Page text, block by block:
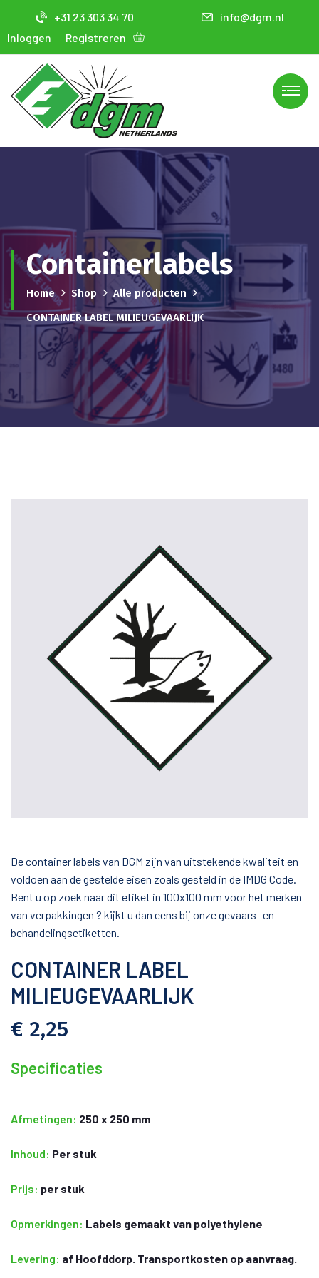
+31 23 303 34 70
info@dgm.nl
Inloggen
Registreren
Containerlabels
Home Shop
Alle producten
CONTAINER LABEL MILIEUGEVAARLIJK
De container labels van DGM zijn van uitstekende kwaliteit en
voldoen aan de gestelde eisen zoals gesteld in de IMDG Code.
Bent u op zoek naar dit etiket in 100x100 mm voor het merken
van verpakkingen ? kijkt u dan eens bij onze gevaars- en
behandelingsetiketten.
CONTAINER LABEL
MILIEUGEVAARLIJK
€ 2,25
Specificaties
Afmetingen: 250 x 250 mm
Inhoud: Per stuk
Prijs: per stuk
Opmerkingen: Labels gemaakt van polyethylene
Levering: af Hoofddorp. Transportkosten op aanvraag.